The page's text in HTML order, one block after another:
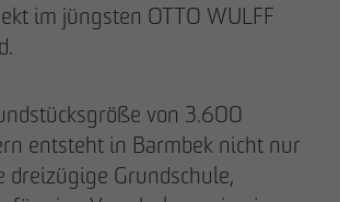
im jüngsten OTTO WULFF
von 3.600
entsteht in Barmbek nicht nur
dreizügige Grundschule,